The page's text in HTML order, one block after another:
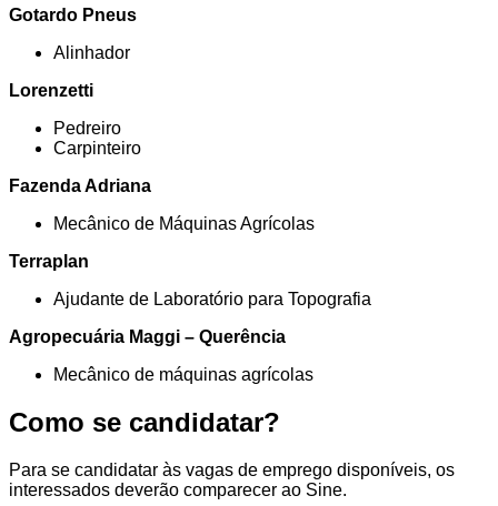
Gotardo Pneus
Alinhador
Lorenzetti
Pedreiro
Carpinteiro
Fazenda Adriana
Mecânico de Máquinas Agrícolas
Terraplan
Ajudante de Laboratório para Topografia
Agropecuária Maggi – Querência
Mecânico de máquinas agrícolas
Como se candidatar?
Para se candidatar às vagas de emprego disponíveis, os
interessados deverão comparecer ao Sine.